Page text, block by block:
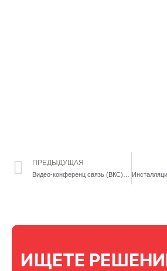
ПРЕДЫДУЩАЯ
ИЩЕТЕ